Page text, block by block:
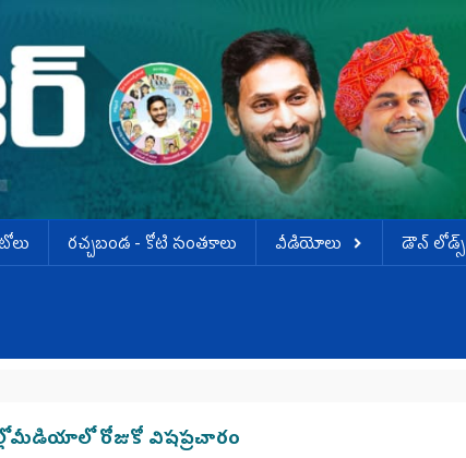
ర‌చ్చ‌బండ‌ - కోటి సంత‌కాలు వీడియోలు డౌన్ లోడ్స్
రోజుకో విషప్రచారం